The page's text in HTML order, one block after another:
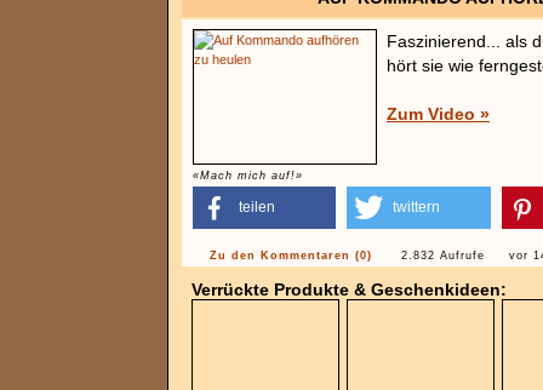
«Mach mich auf!»
Faszinierend... als
hört sie wie
Zum Video »
teilen twittern
Zu den Kommentaren (0) 2.832 Aufrufe vor
Verrückte Produkte & Geschenkideen: